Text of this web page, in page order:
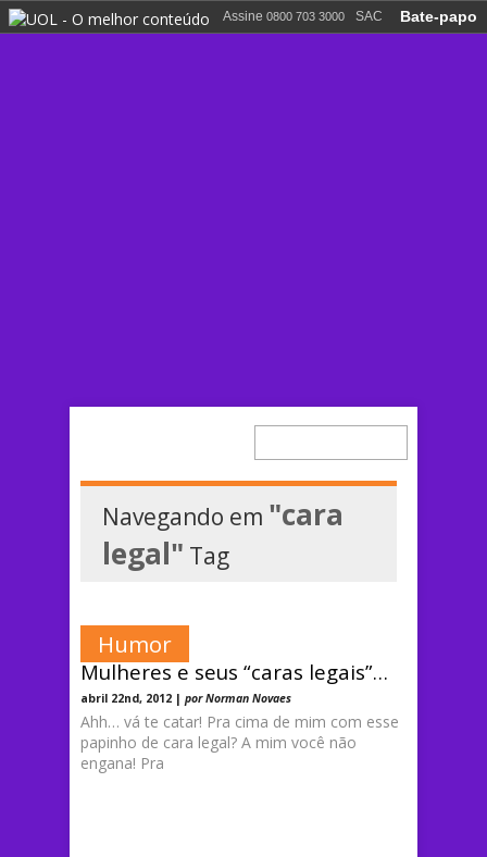
Assine 0800 703 3000 SAC Bate-papo
Navegando em "cara
legal" Tag
Humor
Mulheres e seus “caras legais”…
abril 22nd, 2012 | por Norman Novaes
Ahh… vá te catar! Pra cima de mim com esse
papinho de cara legal? A mim você não
engana! Pra